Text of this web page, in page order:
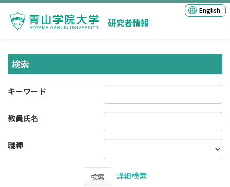
研究者情報
English
検索
キーワード
教員氏名
職種
検索
詳細検索